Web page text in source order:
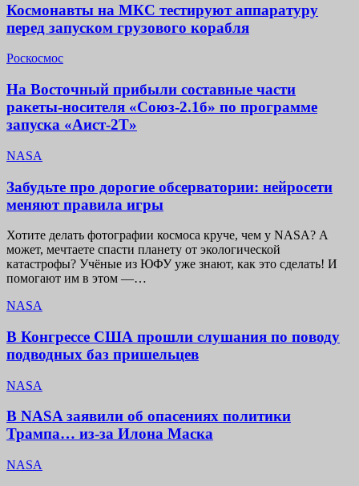
Космонавты на МКС тестируют аппаратуру
перед запуском грузового корабля
Роскосмос
На Восточный прибыли составные части
ракеты-носителя «Союз-2.1б» по программе
запуска «Аист-2Т»
NASA
Забудьте про дорогие обсерватории: нейросети
меняют правила игры
Хотите делать фотографии космоса круче, чем у NASA? А
может, мечтаете спасти планету от экологической
катастрофы? Учёные из ЮФУ уже знают, как это сделать! И
помогают им в этом —…
NASA
В Конгрессе США прошли слушания по поводу
подводных баз пришельцев
NASA
В NASA заявили об опасениях политики
Трампа… из-за Илона Маска
NASA